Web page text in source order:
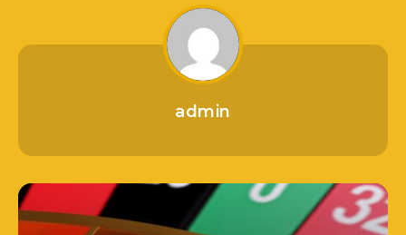
admin